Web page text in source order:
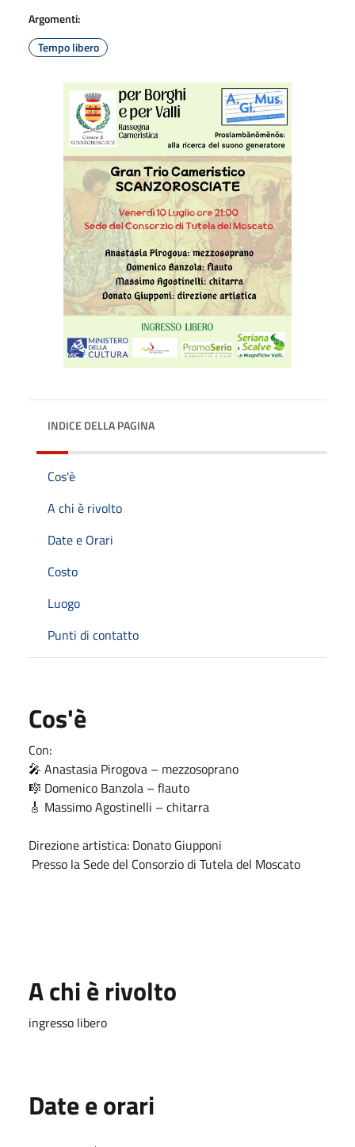
Argomenti:
Tempo libero
INDICE DELLA PAGINA
Cos'è
A chi è rivolto
Date e Orari
Costo
Luogo
Punti di contatto
Cos'è
Con:
🎤 Anastasia Pirogova – mezzosoprano
🎼 Domenico Banzola – flauto
🎸 Massimo Agostinelli – chitarra
Direzione artistica: Donato Giupponi
Presso la Sede del Consorzio di Tutela del Moscato
A chi è rivolto
ingresso libero
Date e orari